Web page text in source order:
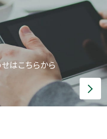
はこちらから